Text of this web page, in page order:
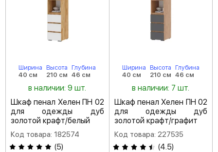
Ширина
40 см
Высота
210 см
Глубина
46 см
в наличии: 9 шт.
Шкаф пенал Хелен ПН 02
для одежды дуб
золотой крафт/белый
Код товара: 182574
(5)
Ширина
40 см
Высота
210 см
Глубина
46 см
в наличии: 7 шт.
Шкаф пенал Хелен ПН 02
для одежды дуб
золотой крафт/графит
Код товара: 227535
(4.5)